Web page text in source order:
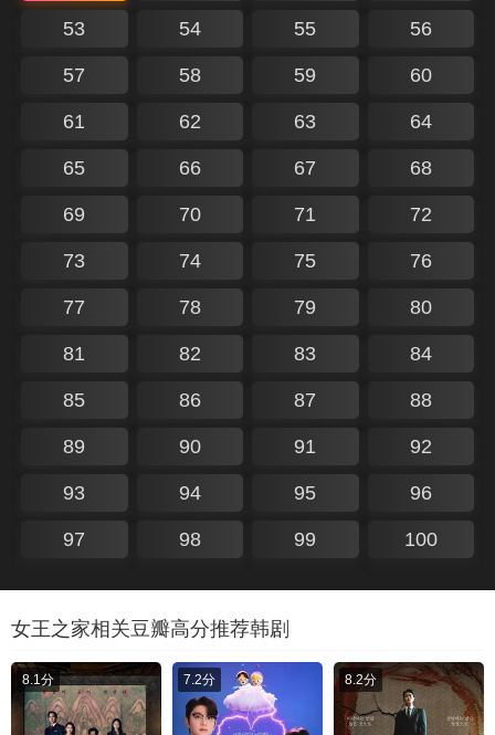
53 54 55 56
57 58 59 60
61 62 63 64
65 66 67 68
69 70 71 72
73 74 75 76
77 78 79 80
81 82 83 84
85 86 87 88
89 90 91 92
93 94 95 96
97 98 99 100
女王之家相关豆瓣高分推荐韩剧
8.1分 7.2分 8.2分